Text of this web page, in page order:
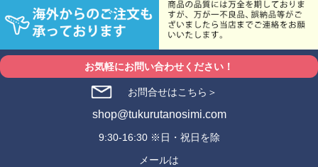
お気軽にお問い合わせください！
お問合せはこちら＞
shop@tukurutanosimi.com
9:30-16:30 ※日・祝日を除
メールは